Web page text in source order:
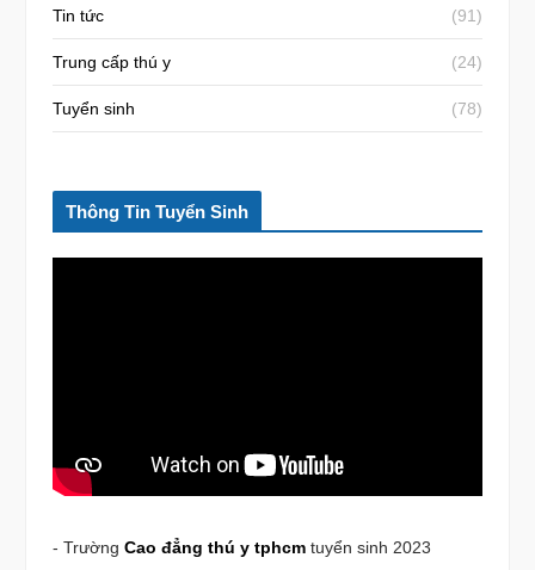
Tin tức (91)
Trung cấp thú y (24)
Tuyển sinh (78)
Thông Tin Tuyển Sinh
- Trường Cao đẳng thú y tphcm tuyển sinh 2023